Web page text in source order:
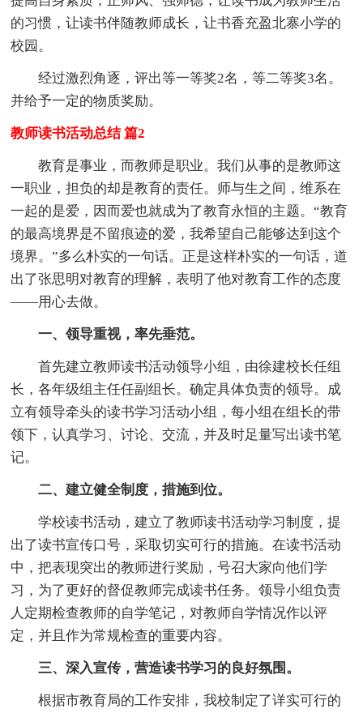
的习惯，让读书伴随教师成长，让书香充盈北寨小学的
校园。
经过激烈角逐，评出等一等奖2名，等二等奖3名。
并给予一定的物质奖励。
教师读书活动总结 篇2
教育是事业，而教师是职业。我们从事的是教师这
一职业，担负的却是教育的责任。师与生之间，维系在
一起的是爱，因而爱也就成为了教育永恒的主题。“教育
的最高境界是不留痕迹的爱，我希望自己能够达到这个
境界。”多么朴实的一句话。正是这样朴实的一句话，道
出了张思明对教育的理解，表明了他对教育工作的态度
——用心去做。
一、领导重视，率先垂范。
首先建立教师读书活动领导小组，由徐建校长任组
长，各年级组主任任副组长。确定具体负责的领导。成
立有领导牵头的读书学习活动小组，每小组在组长的带
领下，认真学习、讨论、交流，并及时足量写出读书笔
记。
二、建立健全制度，措施到位。
学校读书活动，建立了教师读书活动学习制度，提
出了读书宣传口号，采取切实可行的措施。在读书活动
中，把表现突出的教师进行奖励，号召大家向他们学
习，为了更好的督促教师完成读书任务。领导小组负责
人定期检查教师的自学笔记，对教师自学情况作以评
定，并且作为常规检查的重要内容。
三、深入宣传，营造读书学习的良好氛围。
根据市教育局的工作安排，我校制定了详实可行的